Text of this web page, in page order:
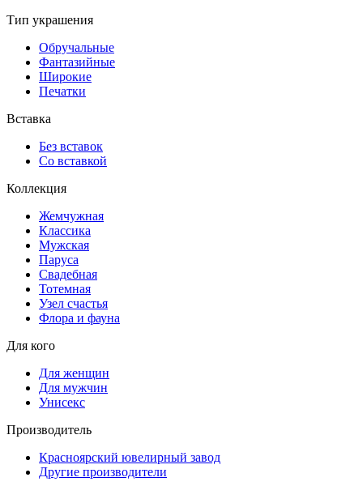
Тип украшения
Обручальные
Фантазийные
Широкие
Печатки
Вставка
Без вставок
Со вставкой
Коллекция
Жемчужная
Классика
Мужская
Паруса
Свадебная
Тотемная
Узел счастья
Флора и фауна
Для кого
Для женщин
Для мужчин
Унисекс
Производитель
Красноярский ювелирный завод
Другие производители